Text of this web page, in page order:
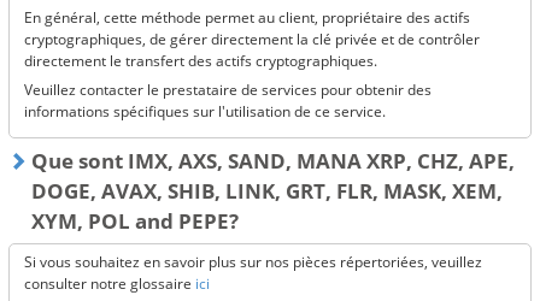
En général, cette méthode permet au client, propriétaire des actifs
cryptographiques, de gérer directement la clé privée et de contrôler
directement le transfert des actifs cryptographiques.
Veuillez contacter le prestataire de services pour obtenir des
informations spécifiques sur l'utilisation de ce service.
Que sont IMX, AXS, SAND, MANA XRP, CHZ, APE,
DOGE, AVAX, SHIB, LINK, GRT, FLR, MASK, XEM,
XYM, POL and PEPE?
Si vous souhaitez en savoir plus sur nos pièces répertoriées, veuillez
consulter notre glossaire ici